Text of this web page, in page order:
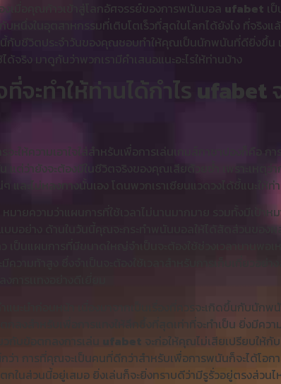
เมื่อคุณก้าวเข้าสู่โลกอัศจรรย์ของการพนันบอล ufabet เ
หนึ่งในอุตสาหกรรมที่เติบโตเร็วที่สุดในโลกได้ยังไง ที่จริง
กับชีวิตประจำวันของคุณชอบทำให้คุณเป็นนักพนันที่ดียิ่งขึ้น
จริง มาดูกันว่าพวกเรามีคำเสนอแนะอะไรให้ท่านบ้าง
จะทำให้ท่านได้กำไรufabet
ะให้ความเอาใจใส่สำหรับเพื่อการเล่นเกมส์กาชาปองก็คือ ก
ต่ว่ายังจะต้องมีในชีวิตจริงของคุณเสียด้วยซ้ำ เพราะเหตุว่
ละไม่หลงทางนั้นเอง โดนพวกเราเซียนแวดวงได้ชี้แนะใ
มายความว่าแผนการที่ใช้เวลาไม่นานมากมาย รวมทั้งมีเป้า
แบบอย่าง ด้านในวันนี้คุณจะกระทำพนันบอลให้ได้สัดส่วนของ
าว เป็นแผนการที่มีขนาดใหญ่จำเป็นจะต้องใช้ช่วงเวลานานพ
จะมีความท้าสูง ซึ่งจำเป็นจะต้องใช้เวลาสำหรับการเก็บเกี่ย
ำแนะนำก่อนหน้า เนื่องมาจากเป็นเรื่องที่ควรจะเกิดขึ้นกับ
ตกลงสำหรับเพื่อการแทงให้ลึกซึ้งที่สุดเท่าที่จะทำเป็น ยิ่งมี
ufabet จะก่อให้คุณไม่เสียเปรียบให้
ว่า การที่คุณจะเป็นคนที่ดีกว่าสำหรับเพื่อการพนันก็จะได้โอก
ตกในส่วนนี้อยู่เสมอ ยิ่งเล่นก็จะยิ่งทราบดีว่ามีรูรั่วอยู่ตรงส่วน